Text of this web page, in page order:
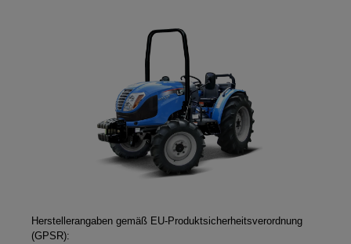
Herstellerangaben gemäß EU-Produktsicherheitsverordnung
(GPSR):